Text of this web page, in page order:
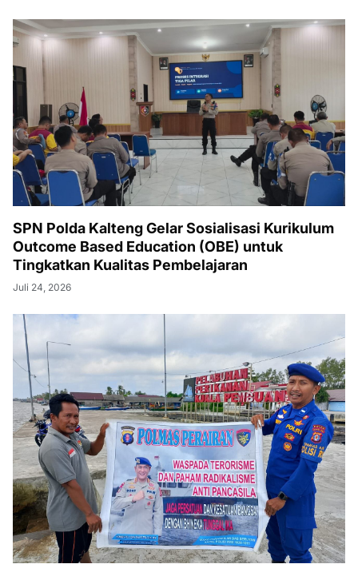
SPN Polda Kalteng Gelar Sosialisasi Kurikulum
Outcome Based Education (OBE) untuk
Tingkatkan Kualitas Pembelajaran
Juli 24, 2026